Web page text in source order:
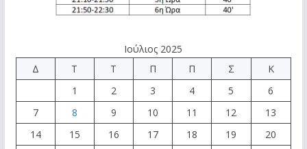
Ιούλιος 2025
Δ
Τ Τ Π Π Σ
Κ
1
2 3 4 5
6
7
8 9 10 11 12
13
14
15 16 17 18 19
20